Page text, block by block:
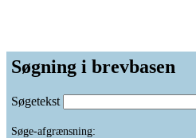
Søgning i brevbasen
Søgetekst
Søge-afgrænsning: